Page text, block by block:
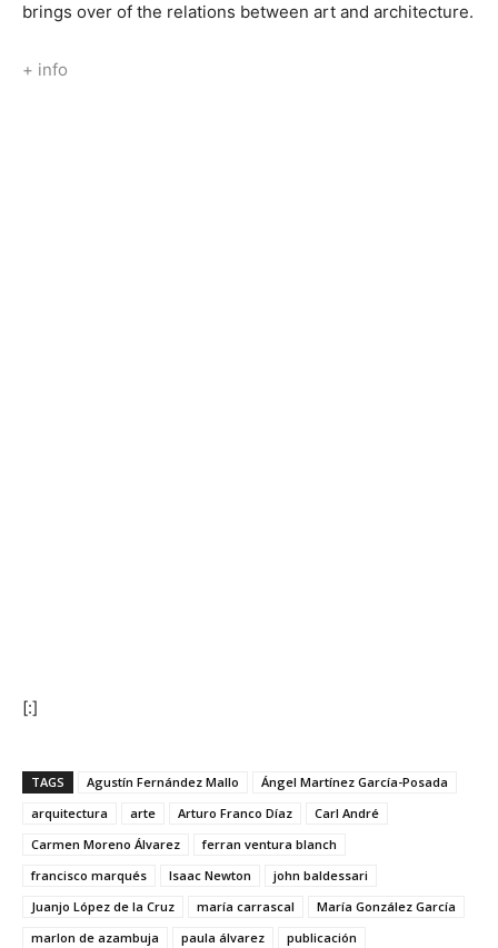
brings over of the relations between art and architecture.
+ info
[:]
TAGS Agustín Fernández Mallo
Ángel Martínez García-Posada
arquitectura
arte Arturo Franco Díaz
Carl André
Carmen Moreno Álvarez
ferran ventura blanch
francisco marqués
Isaac Newton
john baldessari
Juanjo López de la Cruz
maría carrascal
María González García
marlon de azambuja
paula álvarez
publicación